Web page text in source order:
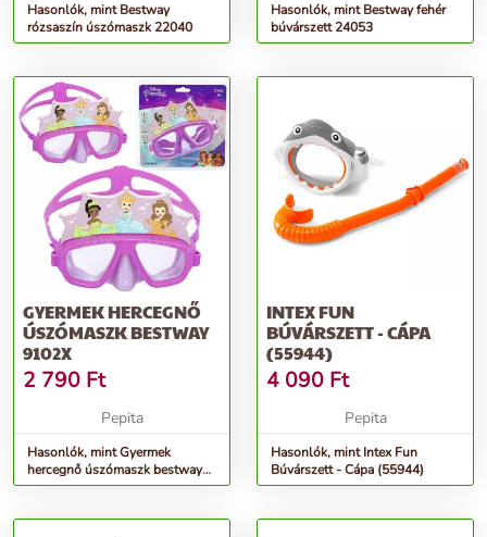
Hasonlók, mint Bestway
rózsaszín úszómaszk 22040
Hasonlók, mint Bestway fehér
búvárszett 24053
GYERMEK HERCEGNŐ
ÚSZÓMASZK BESTWAY
9102X
2 790 Ft
Pepita
Hasonlók, mint Gyermek
hercegnő úszómaszk bestway
9102x
INTEX FUN
BÚVÁRSZETT - CÁPA
(55944)
4 090 Ft
Pepita
Hasonlók, mint Intex Fun
Búvárszett - Cápa (55944)